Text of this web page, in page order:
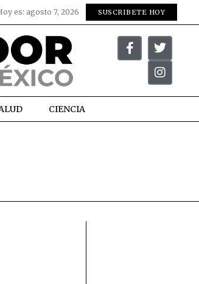
es: agosto 7, 2026 SUSCRIBETE HOY
CIENCIA